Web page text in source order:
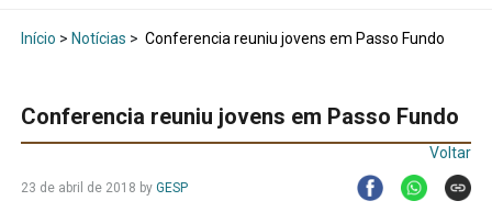
Início > Notícias > Conferencia reuniu jovens em Passo Fundo
Conferencia reuniu jovens em Passo Fundo
Voltar
23 de abril de 2018 by GESP